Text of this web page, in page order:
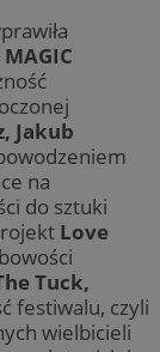
MAGIC
Jakub
na
do sztuki
Love
Tuck,
festiwalu, czyli
wielbicieli